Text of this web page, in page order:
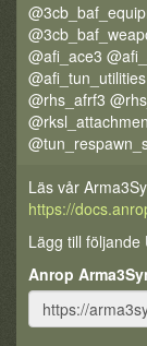
@afi_ace3
@rhs_afrf3
Läs vår
https://
Lägg till följande
Anrop